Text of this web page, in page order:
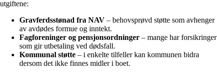
utgiftene:
Gravferdsstønad fra NAV – behovsprøvd støtte som avhenger
av avdødes formue og inntekt.
Fagforeninger og pensjonsordninger – mange har forsikringer
som gir utbetaling ved dødsfall.
Kommunal støtte – i enkelte tilfeller kan kommunen bidra
dersom det ikke finnes midler i boet.